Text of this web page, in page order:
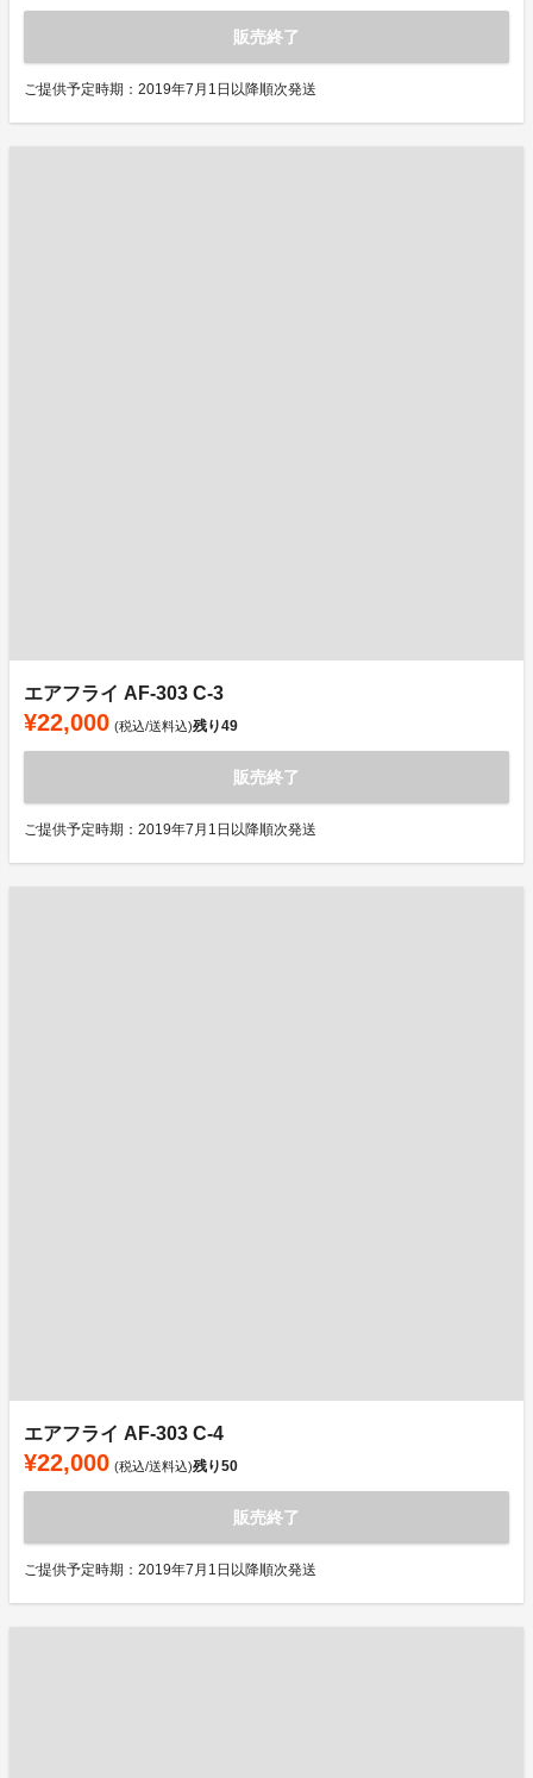
販売終了
ご提供予定時期：2019年7月1日以降順次発送
エアフライ AF-303 C-3
¥22,000 (税込/送料込)残り49
販売終了
ご提供予定時期：2019年7月1日以降順次発送
エアフライ AF-303 C-4
¥22,000 (税込/送料込)残り50
販売終了
ご提供予定時期：2019年7月1日以降順次発送